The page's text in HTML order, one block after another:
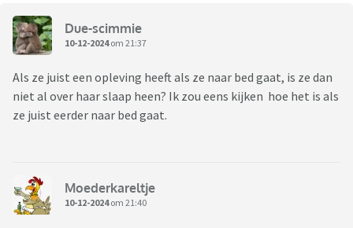
Due-scimmie
10-12-2024om 21:37
Als ze juist een opleving heeft als ze naar bed gaat, is ze dan
niet al over haar slaap heen? Ik zou eens kijken hoe het is als
ze juist eerder naar bed gaat.
Moederkareltje
10-12-2024om 21:40